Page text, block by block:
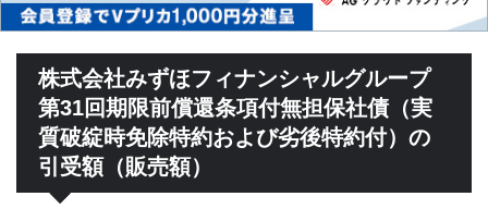
株式会社みずほフィナンシャルグループ
第31回期限前償還条項付無担保社債（実
質破綻時免除特約および劣後特約付）の
引受額（販売額）